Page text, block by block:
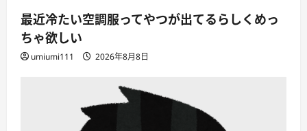
最近冷たい空調服ってやつが出てるらしくめっ
ちゃ欲しい
umiumi111 2026年8月8日